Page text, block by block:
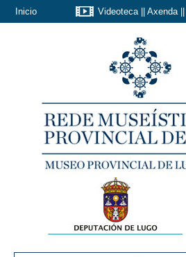
Inicio Videoteca|| Axenda||